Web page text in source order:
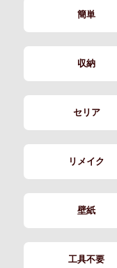
簡単
収納
セリア
リメイク
壁紙
工具不要